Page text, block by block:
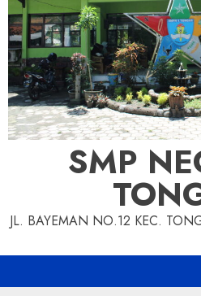
SMP
JL. BAYEMAN NO.12 KEC.